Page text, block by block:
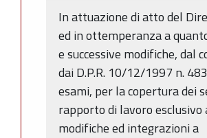
In attuazione di atto del
ed in ottemperanza a
e successive modifiche, dal
dai D.P.R. 10/12/1997 n.
esami, per la copertura dei
rapporto di lavoro esclusivo
modifiche ed integrazioni a